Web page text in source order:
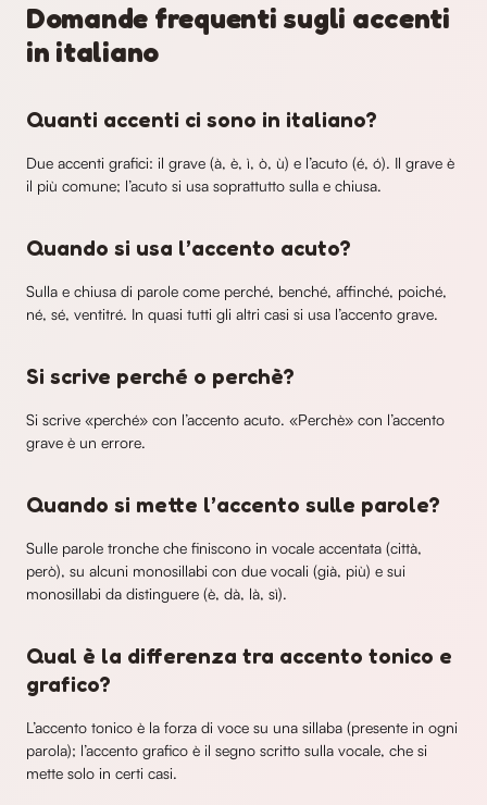
Domande frequenti sugli accenti
in italiano
Quanti accenti ci sono in italiano?
Due accenti grafici: il grave (à, è, ì, ò, ù) e l’acuto (é, ó). Il grave è
il più comune; l’acuto si usa soprattutto sulla e chiusa.
Quando si usa l’accento acuto?
Sulla e chiusa di parole come perché, benché, affinché, poiché,
né, sé, ventitré. In quasi tutti gli altri casi si usa l’accento grave.
Si scrive perché o perchè?
Si scrive «perché» con l’accento acuto. «Perchè» con l’accento
grave è un errore.
Quando si mette l’accento sulle parole?
Sulle parole tronche che finiscono in vocale accentata (città,
però), su alcuni monosillabi con due vocali (già, più) e sui
monosillabi da distinguere (è, dà, là, sì).
Qual è la differenza tra accento tonico e
grafico?
L’accento tonico è la forza di voce su una sillaba (presente in ogni
parola); l’accento grafico è il segno scritto sulla vocale, che si
mette solo in certi casi.